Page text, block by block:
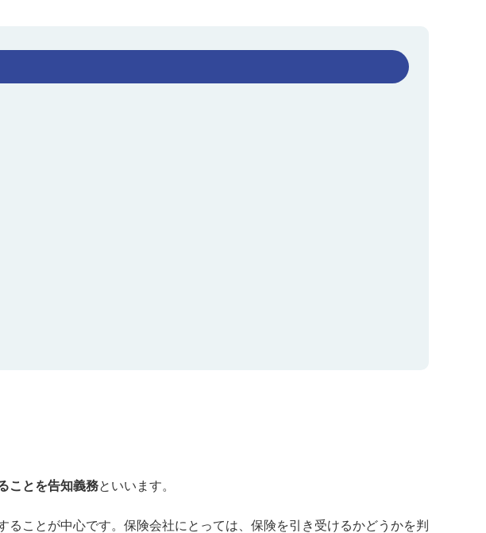
ことを告知義務といいます。
ことが中心です。保険会社にとっては、保険を引き受けるかどうかを判